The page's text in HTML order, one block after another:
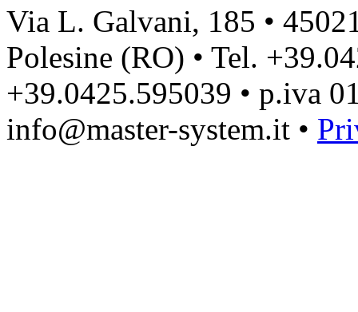
Via L. Galvani, 185 •
Polesine (RO) • Tel.
+39.0425.595039 • p.iva
info@master-system.it •